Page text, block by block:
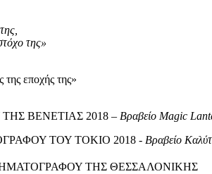
της»
της εποχής της»
ΒΕΝΕΤΙΑΣ 2018 – Βραβείο Magic
ΤΟΥ ΤΟΚΙΟ 2018 - Βραβείο
ΤΗΣ ΘΕΣΣΑΛΟΝΙΚΗΣ